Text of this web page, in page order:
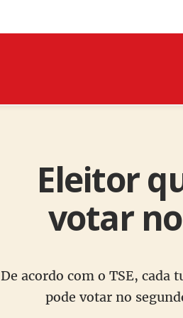
Eleitor
votar
De acordo com o TSE, cada
pode votar no